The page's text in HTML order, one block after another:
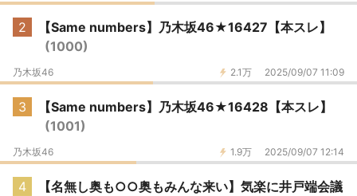
2
【Same numbers】乃木坂46★16427【本スレ】
(1000)
2.1万 2025/09/07 11:09
乃木坂46
3
【Same numbers】乃木坂46★16428【本スレ】
(1001)
1.9万 2025/09/07 12:14
乃木坂46
4
【名無し奥も○○奥もみんな来い】気楽に井戸端会議